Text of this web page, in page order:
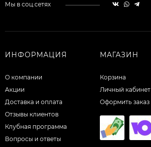
Мы в соц.сетях
ИНФОРМАЦИЯ
О компании
Акции
Доставка и оплата
Отзывы клиентов
Клубная программа
Вопросы и ответы
МАГАЗИН
Корзина
Личный кабинет
Оформить заказ